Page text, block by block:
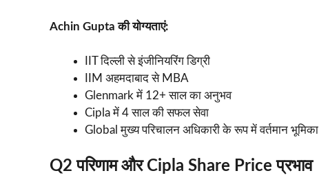
Achin Gupta की योग्यताएं:
IIT दिल्ली से इंजीनियरिंग डिग्री
IIM अहमदाबाद से MBA
Glenmark में 12+ साल का अनुभव
Cipla में 4 साल की सफल सेवा
Global मुख्य परिचालन अधिकारी के रूप में वर्तमान भूमिका
Q2 परिणाम और Cipla Share Price प्रभाव